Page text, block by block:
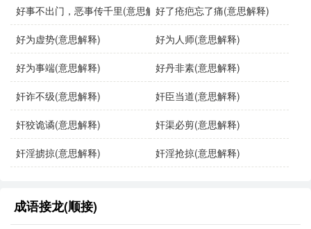
制造麻烦。
演讲：在讨论社会问题时，可以用来警示那些扰乱社会
秩序的人。
示例句子
他总是好乱乐祸，周围的人都对他感到厌烦。
在这样的环境中，难免会有一些好乱乐祸的人来搅局。
好事不出门，恶事传千里(意思解释)好了疮疤忘了痛(意思解释)
好为虚势(意思解释) 好为人师(意思解释)
好为事端(意思解释) 好丹非素(意思解释)
奸诈不级(意思解释) 奸臣当道(意思解释)
奸狡诡谲(意思解释) 奸渠必剪(意思解释)
奸淫掳掠(意思解释) 奸淫抢掠(意思解释)
成语接龙(顺接)